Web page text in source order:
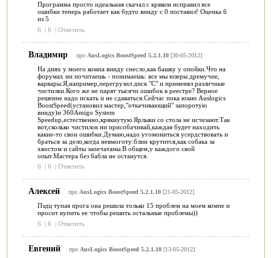
Программа просто идеальная скачал с кряком исправил все
ошибки теперь работает как будто винду с 0 поставил! Оценка 6
из 5
6
| 6 | Ответить
Владимир про AusLogics BoostSpeed 5.2.1.10[30-05-2012]
На днях у моего компа винду снесло,как башку у опойки.Что на
форумах ни почитаешь - понимаешь: все мы юзеры дремучие,
варвары.Я,например,перегрузил диск "С" и применял различные
чистилки.Кого же не парят тысячи ошибок в реестре? Верное
решение надо искать и не сдаваться.Сейчас пока юзаю Auslogics
BoostSpeed(установил мастер,"откачивающий" запоротую
винду)и 360Amigo System
Speedup,естественно,крякнутую.Ярлыки со стола не исчезают.Так
вот,сколько чистилок ни присобачивай,каждая будет находить
какие-то свои ошибки.Думаю,надо угомониться усердствовать и
браться за дело,когда невмоготу:блин крутится,как собака за
хвостом и сайты запечатаны.В общем,у каждого свой
опыт.Мастера без бабла не останутся.
6
| 6 | Ответить
Алексей про AusLogics BoostSpeed 5.2.1.10[21-05-2012]
Пздц тупая прога она решила только 15 проблем на моем компе и
просит купить ее чтобы решить остальные проблемы))
6
| 6 | Ответить
Евгений про AusLogics BoostSpeed 5.2.1.10[13-05-2012]